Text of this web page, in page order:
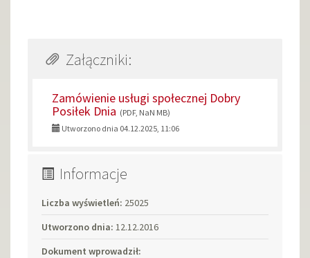
Załączniki:
Zamówienie usługi społecznej Dobry
Posiłek Dnia (PDF, NaN MB)
Utworzono dnia 04.12.2025, 11:06
Informacje
Liczba wyświetleń: 25025
Utworzono dnia: 12.12.2016
Dokument wprowadził: